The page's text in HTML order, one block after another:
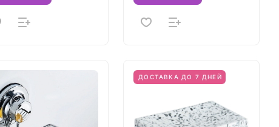
ДОСТАВКА ДО 7 ДНЕЙ